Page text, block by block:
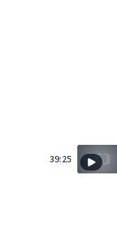
39:25